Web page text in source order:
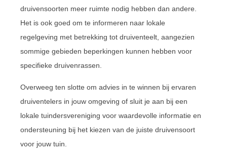
druivensoorten meer ruimte nodig hebben dan andere.
Het is ook goed om te informeren naar lokale
regelgeving met betrekking tot druiventeelt, aangezien
sommige gebieden beperkingen kunnen hebben voor
specifieke druivenrassen.
Overweeg ten slotte om advies in te winnen bij ervaren
druiventelers in jouw omgeving of sluit je aan bij een
lokale tuindersvereniging voor waardevolle informatie en
ondersteuning bij het kiezen van de juiste druivensoort
voor jouw tuin.